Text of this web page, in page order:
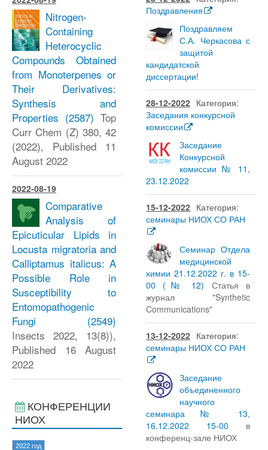
Nitrogen-
Containing
Heterocyclic
Compounds Obtained
from Monoterpenes or
Their Derivatives:
Synthesis and
Properties (2587) Top
Curr Chem (Z) 380, 42
(2022), Published 11
August 2022
2022-08-19
Comparative
Analysis of
Epicuticular Lipids in
Locusta migratoria and
Calliptamus italicus: A
Possible Role in
Susceptibility to
Entomopathogenic
Fungi (2549)
Insects 2022, 13(8)),
Published 16 August
2022
КОНФЕРЕНЦИИ
НИОХ
2022 год
Поздравления
Поздравляем
С.А. Черкасова с
защитой
кандидатской
диссертации!
28-12-2022 Категория:
Заседания конкурсной
комиссии
Заседание
Конкурсной
комиссии № 11,
23.12.2022
15-12-2022 Категория:
семинары НИОХ СО РАН
Семинар Отдела
медицинской
химии 21.12.2022 г. в 15-
00 (№ 12) Статья в
журнал "Synthetic
Communications"
13-12-2022 Категория:
семинары НИОХ СО РАН
Заседание
объединенного
научного
семинара № 13,
16.12.2022 15-00 в
конференц-зале НИОХ